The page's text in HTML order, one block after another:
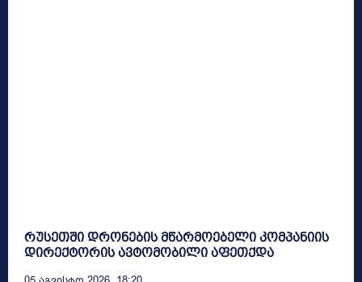
რუსეთში დრონების მწარმოებელი კომპანიის
დირექტორის ავტომობილი აფეთქდა